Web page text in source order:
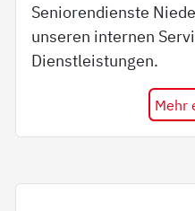
Seniorendienste
unseren internen
Dienstleistungen.
Mehr